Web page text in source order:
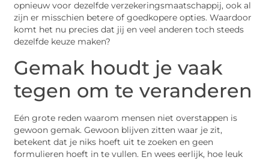
opnieuw voor dezelfde verzekeringsmaatschappij, ook al
zijn er misschien betere of goedkopere opties. Waardoor
komt het nu precies dat jij en veel anderen toch steeds
dezelfde keuze maken?
Gemak houdt je vaak
tegen om te veranderen
Eén grote reden waarom mensen niet overstappen is
gewoon gemak. Gewoon blijven zitten waar je zit,
betekent dat je niks hoeft uit te zoeken en geen
formulieren hoeft in te vullen. En wees eerlijk, hoe leuk